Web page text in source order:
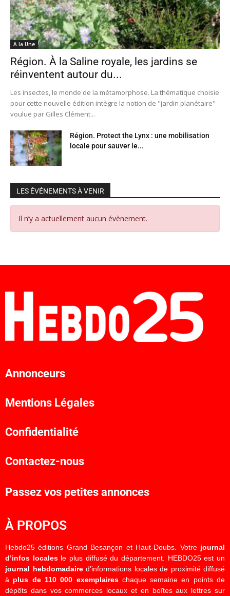
A la Une
Région. À la Saline royale, les jardins se
réinventent autour du...
Les insectes, le monde de la métamorphose. La thématique choisie
pour cette nouvelle édition intègre la notion de "jardin planétaire"
voulue par Gilles Clément...
Région. Protect the Lynx : une mobilisation
locale pour sauver le...
LES ÉVÉNEMENTS À VENIR
Il n’y a actuellement aucun évènement.
Annonceurs
Mentions Légales
Confidentialité
Contactez-nous
Passez vos petites annonces
À PROPOS
Hebdo25 éditions Grand Besançon et Haut-Doubs. Votre journal
d’infos localesle plus diffusé du département. HEBDO25 est un
journal hebdomadaired’informations locales de proximité diffusé
à plus de 110 000 exemplaireschaque semaine en points de
dépôts dans vos commerces locaux et en boîtes aux lettres sur